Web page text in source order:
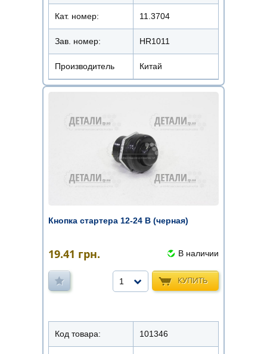
Кат. номер: 11.3704
Зав. номер: HR1011
Производитель Китай
Кнопка стартера 12-24 В (черная)
19.41 грн. В наличии
КУПИТЬ
1
Код товара: 101346